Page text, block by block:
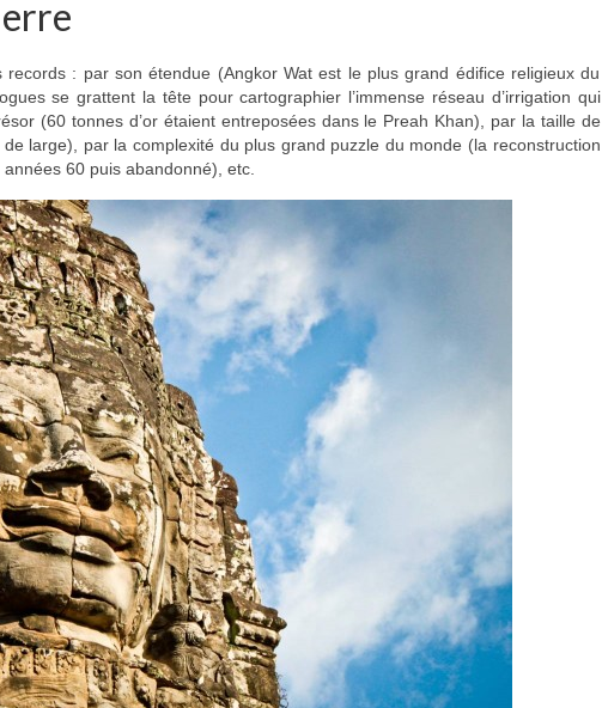
: par son étendue (Angkor Wat est le plus grand édifice religieux du
se grattent la tête pour cartographier l’immense réseau d’irrigation qui
(60 tonnes d’or étaient entreposées dans le Preah Khan), par la taille de
large), par la complexité du plus grand puzzle du monde (la reconstruction
60 puis abandonné), etc.